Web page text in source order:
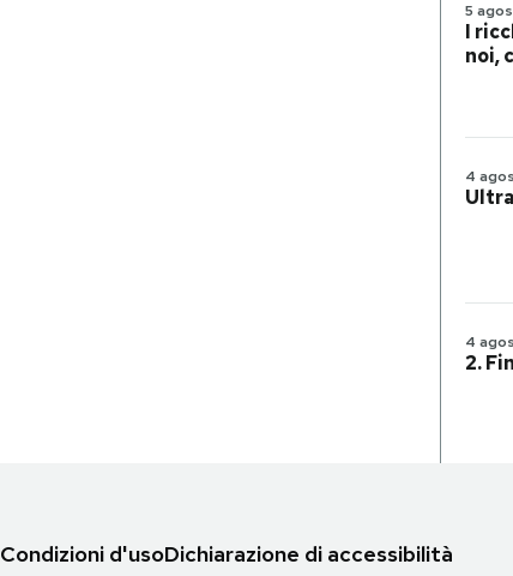
5
I
noi,
4
4
2.
Condizioni d'usoDichiarazione di accessibilità